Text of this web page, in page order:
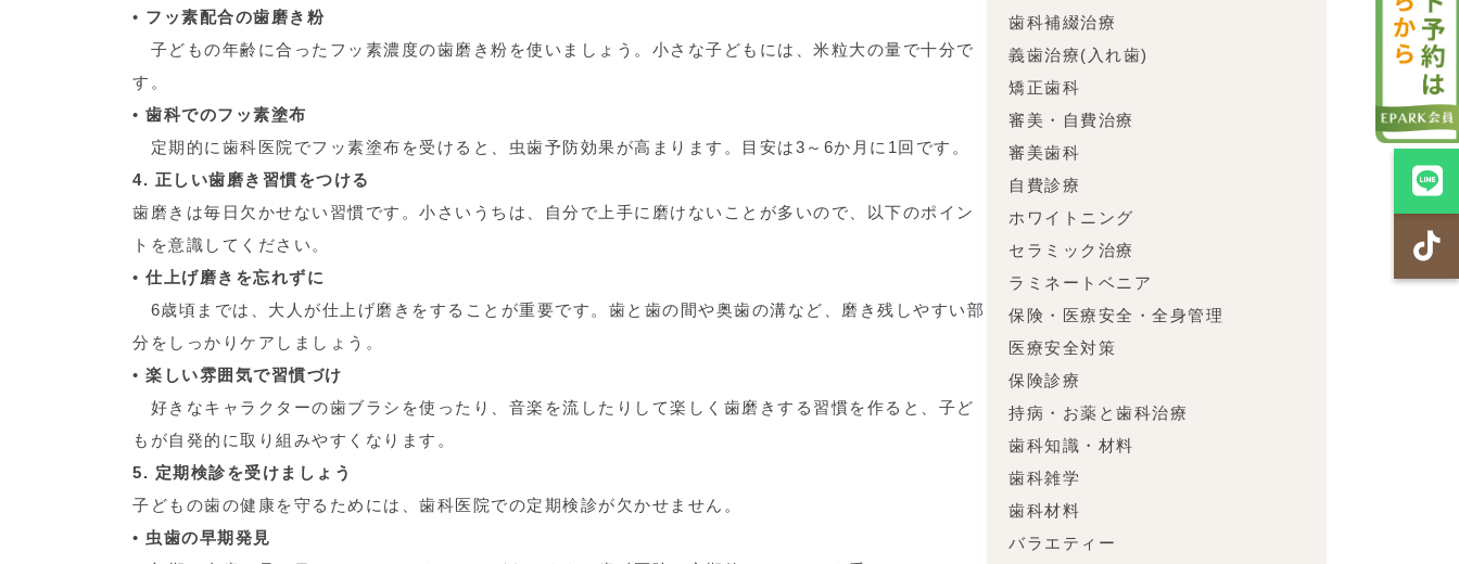
• フッ素配合の歯磨き粉
子どもの年齢に合ったフッ素濃度の歯磨き粉を使いましょう。小さな子どもには、米粒大の量で十分で
す。
• 歯科でのフッ素塗布
定期的に歯科医院でフッ素塗布を受けると、虫歯予防効果が高まります。目安は3～6か月に1回です。
4. 正しい歯磨き習慣をつける
歯磨きは毎日欠かせない習慣です。小さいうちは、自分で上手に磨けないことが多いので、以下のポイン
トを意識してください。
• 仕上げ磨きを忘れずに
6歳頃までは、大人が仕上げ磨きをすることが重要です。歯と歯の間や奥歯の溝など、磨き残しやすい部
分をしっかりケアしましょう。
• 楽しい雰囲気で習慣づけ
好きなキャラクターの歯ブラシを使ったり、音楽を流したりして楽しく歯磨きする習慣を作ると、子ど
もが自発的に取り組みやすくなります。
5. 定期検診を受けましょう
子どもの歯の健康を守るためには、歯科医院での定期検診が欠かせません。
• 虫歯の早期発見
歯科補綴治療
義歯治療(入れ歯)
矯正歯科
審美・自費治療
審美歯科
自費診療
ホワイトニング
セラミック治療
ラミネートベニア
保険・医療安全・全身管理
医療安全対策
保険診療
持病・お薬と歯科治療
歯科知識・材料
歯科雑学
歯科材料
バラエティー